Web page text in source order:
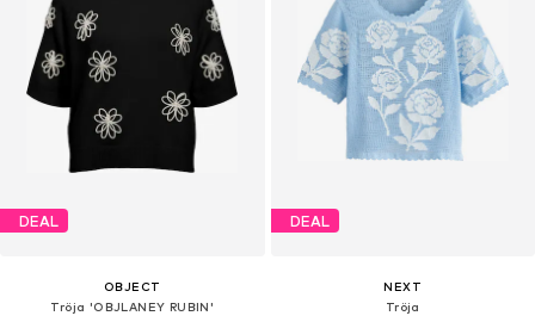
DEAL
OBJECT
Tröja 'OBJLANEY RUBIN'
DEAL
NEXT
Tröja